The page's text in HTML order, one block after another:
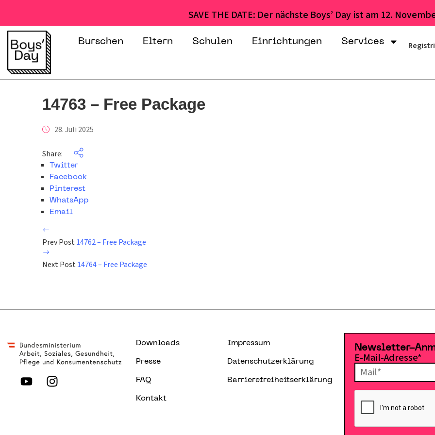
SAVE THE DATE: Der nächste Boys’ Day ist am 12.
Burschen Eltern Schulen Einrichtungen Services
14763 – Free Package
28. Juli 2025
Share:
Twitter
Facebook
Pinterest
WhatsApp
Email
Prev Post 14762 – Free Package
Next Post 14764 – Free Package
Downloads
Presse
FAQ
Kontakt
Impressum
Datenschutzerklärung
Barrierefreiheitserklärung
Newsletter-
E-Mail-Adresse*